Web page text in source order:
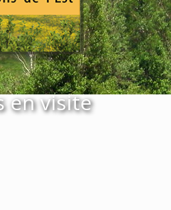
en visite